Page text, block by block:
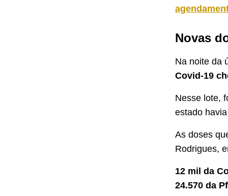
Novas
Na noite da
Covid-19
Nesse lote,
estado
As doses
Rodrigues,
12 mil da
24.570 da